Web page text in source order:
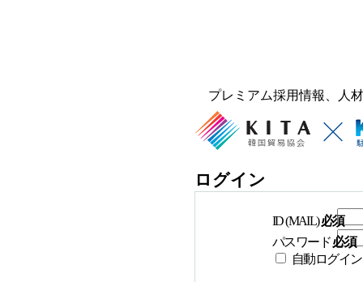
プレミアム採用情報、人
ログイン
ID (MAIL)必須
パスワード必須
自動ログイン